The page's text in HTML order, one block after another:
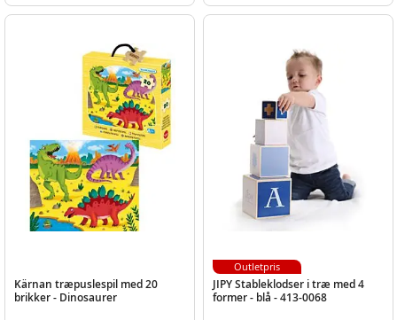
Kärnan træpuslespil med 20
brikker - Dinosaurer
JIPY Stableklodser i træ med 4
former - blå - 413-0068
Outletpris